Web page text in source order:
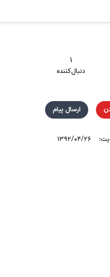
۱
دنبال‌کننده
ارسال پیام
۱۳۹۲/۰۴/۲۶